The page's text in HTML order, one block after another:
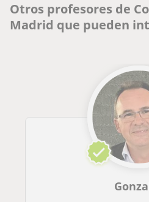
Otros profesores de
Madrid que pueden